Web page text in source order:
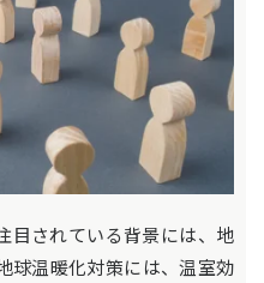
目されている背景には、地
球温暖化対策には、温室効